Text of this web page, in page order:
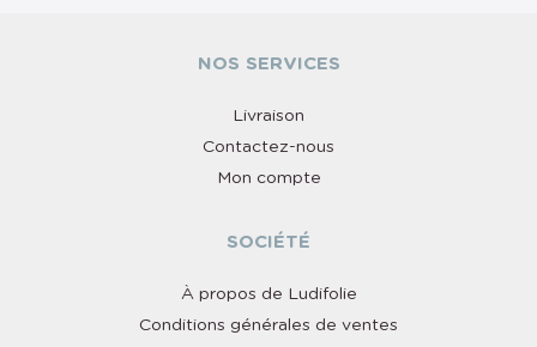
NOS SERVICES
Livraison
Contactez-nous
Mon compte
SOCIÉTÉ
À propos de Ludifolie
Conditions générales de ventes